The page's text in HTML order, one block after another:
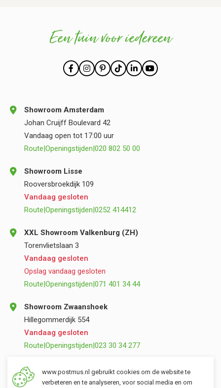
Een tuin voor iedereen
Showroom Amsterdam
Johan Cruijff Boulevard 42
Vandaag open tot 17:00 uur
Route|Openingstijden|020 802 50 00
Showroom Lisse
Rooversbroekdijk 109
Vandaag gesloten
Route|Openingstijden|0252 414412
XXL Showroom Valkenburg (ZH)
Torenvlietslaan 3
Vandaag gesloten
Opslag vandaag gesloten
Route|Openingstijden|071 401 34 44
Showroom Zwaanshoek
Hillegommerdijk 554
Vandaag gesloten
Route|Openingstijden|023 30 34 277
Opslag Valkenburg (ZH)
Torenvlietslaan 3
www.postmus.nl gebruikt cookies om de website te
verbeteren en te analyseren, voor social media en om